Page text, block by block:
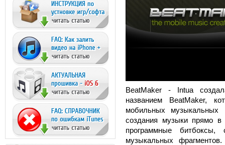
BeatMaker - Intua
названием BeatMaker,
мобильных музыкальных
создания музыки прямо в
программные
музыкальных